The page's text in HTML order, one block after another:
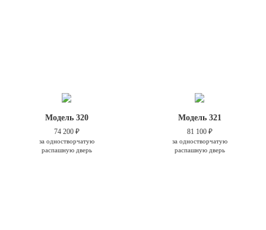
Модель 320
74 200 ₽
за одностворчатую
распашную дверь
Модель 321
81 100 ₽
за одностворчатую
распашную дверь